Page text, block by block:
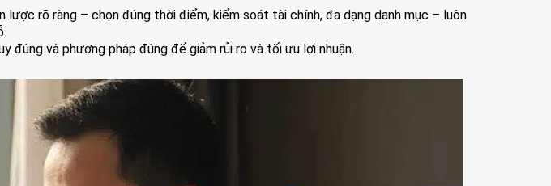
rõ ràng – chọn đúng thời điểm, kiểm soát tài chính, đa dạng danh mục – luôn
và phương pháp đúng để giảm rủi ro và tối ưu lợi nhuận.